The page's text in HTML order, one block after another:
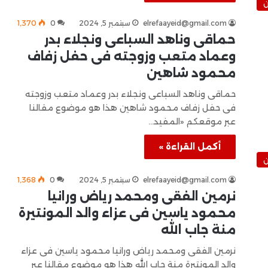
elrefaayeid@gmail.com سبتمبر 5, 2024 0 1٬370
حماقى وناهد السباعى ونجلاء بدر
وعماد متعب وزوجته فى حفل زفاف
محمود شاهين
حماقى وناهد السباعى ونجلاء بدر وعماد متعب وزوجته
فى حفل زفاف محمود شاهين هذا هو موضوع مقالنا
عبر موقعكم «المفيد…
أكمل القراءة »
elrefaayeid@gmail.com سبتمبر 5, 2024 0 1٬368
نرمين الفقى ومحمد رياض ورانيا
محمود ياسين فى عزاء والد المونتيرة
منة جاب الله
نرمين الفقى ومحمد رياض ورانيا محمود ياسين فى عزاء
والد المونتيرة منة جاب الله هذا هو موضوع مقالنا عبر